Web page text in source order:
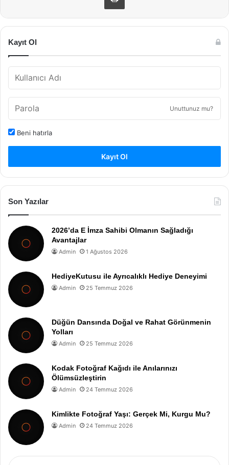
Kayıt Ol
Unuttunuz mu?
Beni hatırla
Kayıt Ol
Son Yazılar
2026’da E İmza Sahibi Olmanın Sağladığı
Avantajlar
Admin 1 Ağustos 2026
HediyeKutusu ile Ayrıcalıklı Hediye Deneyimi
Admin 25 Temmuz 2026
Düğün Dansında Doğal ve Rahat Görünmenin
Yolları
Admin 25 Temmuz 2026
Kodak Fotoğraf Kağıdı ile Anılarınızı
Ölümsüzleştirin
Admin 24 Temmuz 2026
Kimlikte Fotoğraf Yaşı: Gerçek Mi, Kurgu Mu?
Admin 24 Temmuz 2026